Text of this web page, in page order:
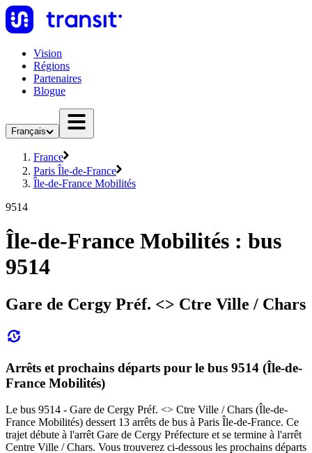
Vision
Régions
Partenaires
Blogue
Français
France
Paris Île-de-France
Île-de-France Mobilités
9514
Île-de-France Mobilités : bus
9514
Gare de Cergy Préf. <> Ctre Ville / Chars
Arrêts et prochains départs pour le bus 9514 (Île-de-
France Mobilités)
Le bus 9514 - Gare de Cergy Préf. <> Ctre Ville / Chars (Île-de-
France Mobilités) dessert 13 arrêts de bus à Paris Île-de-France. Ce
trajet débute à l'arrêt Gare de Cergy Préfecture et se termine à l'arrêt
Centre Ville / Chars. Vous trouverez ci-dessous les prochains départs